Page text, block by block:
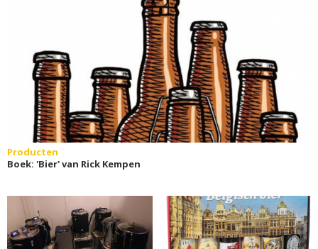
Producten
Boek: 'Bier' van Rick Kempen